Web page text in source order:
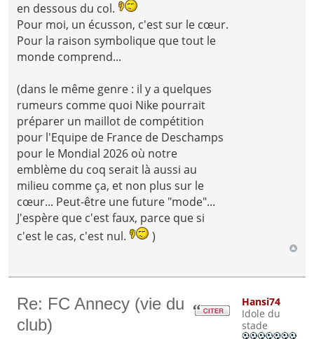
en dessous du col.
Pour moi, un écusson, c'est sur le cœur.
Pour la raison symbolique que tout le
monde comprend...
(dans le même genre : il y a quelques
rumeurs comme quoi Nike pourrait
préparer un maillot de compétition
pour l'Equipe de France de Deschamps
pour le Mondial 2026 où notre
emblème du coq serait là aussi au
milieu comme ça, et non plus sur le
cœur... Peut-être une future "mode"...
J'espère que c'est faux, parce que si
c'est le cas, c'est nul.
)
Re: FC Annecy (vie du
club)
Hansi74
Idole du
stade